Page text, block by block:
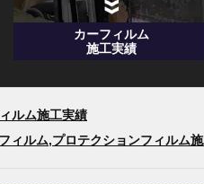
カーフィルム
施工実績
ルム施工実績
ィルム,プロテクションフィルム